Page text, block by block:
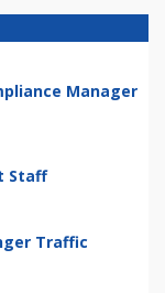
Manager
Staff
Traffic